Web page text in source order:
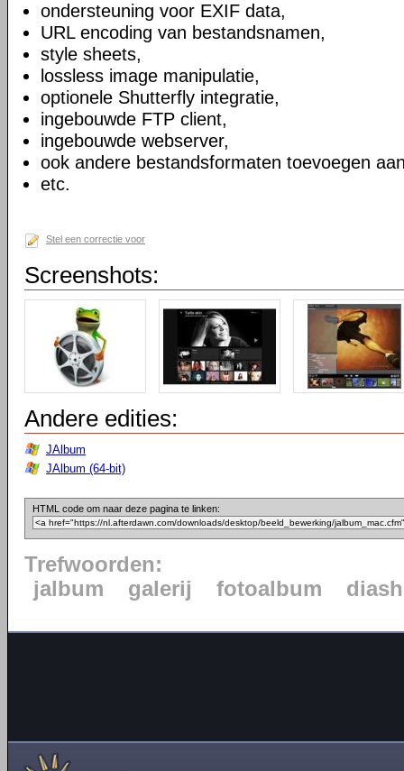
ondersteuning voor EXIF data,
URL encoding van bestandsnamen,
style sheets,
lossless image manipulatie,
optionele Shutterfly integratie,
ingebouwde FTP client,
ingebouwde webserver,
ook andere bestandsformaten toevoegen
etc.
Stel een correctie voor
Screenshots:
Andere edities:
JAlbum
JAlbum (64-bit)
HTML code om naar deze pagina te linken:
Trefwoorden:
jalbum
galerij fotoalbum